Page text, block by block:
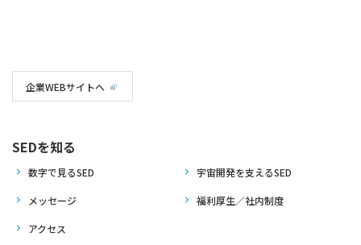
企業WEBサイトへ
SEDを知る
数字で見るSED 宇宙開発を支えるSED
メッセージ 福利厚生／社内制度
アクセス